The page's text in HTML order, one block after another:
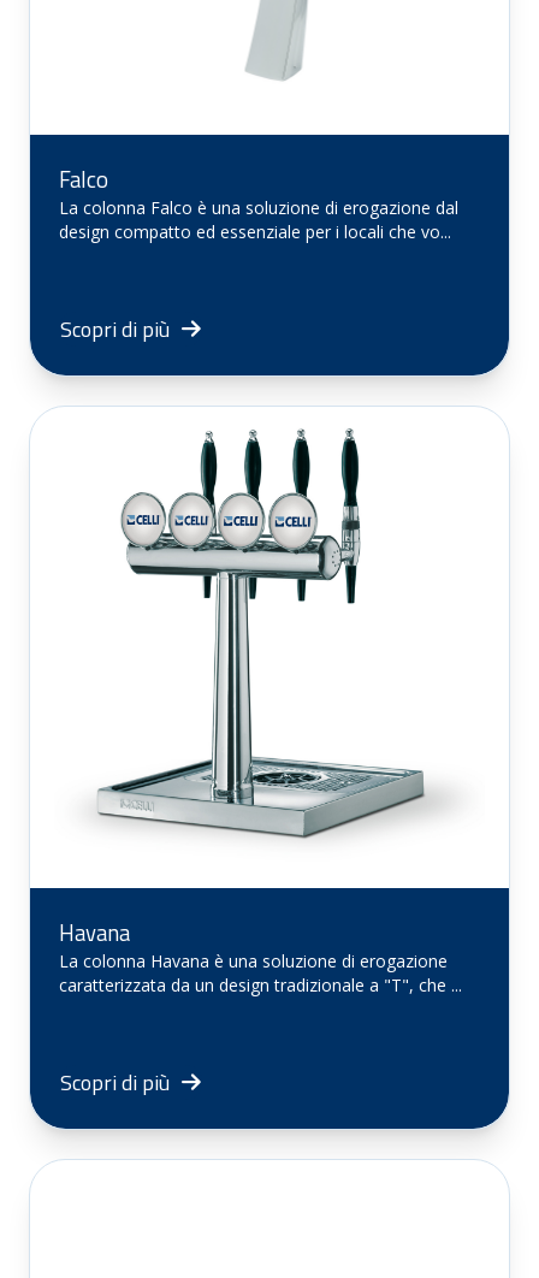
Falco
La colonna Falco è una soluzione di erogazione dal
design compatto ed essenziale per i locali che vo...
Scopri di più
Havana
La colonna Havana è una soluzione di erogazione
caratterizzata da un design tradizionale a "T", che ...
Scopri di più